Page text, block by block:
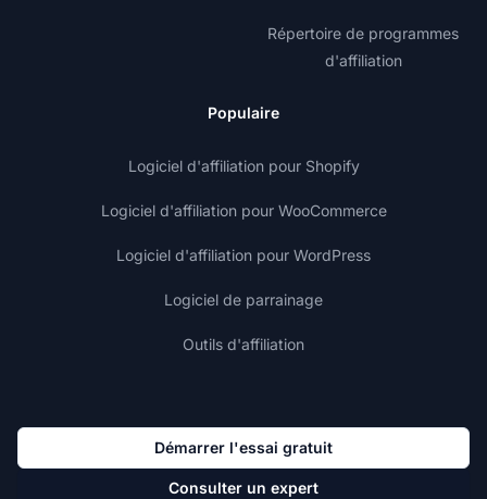
Répertoire de programmes
d'affiliation
Populaire
Logiciel d'affiliation pour Shopify
Logiciel d'affiliation pour WooCommerce
Logiciel d'affiliation pour WordPress
Logiciel de parrainage
Outils d'affiliation
Démarrer l'essai gratuit
Consulter un expert